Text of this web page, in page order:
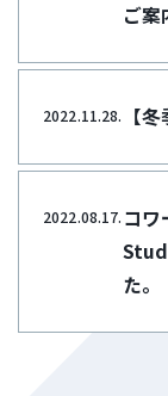
ご案
2022.11.28. 【
2022.08.17. コ
た。